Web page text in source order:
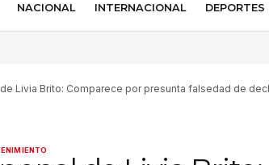
NACIONAL INTERNACIONAL DEPORTES
Livia Brito: Comparece por presunta falsedad de